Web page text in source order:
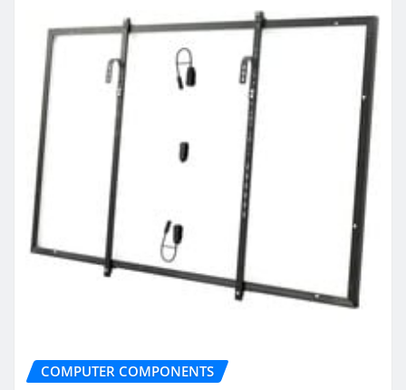
COMPUTER COMPONENTS